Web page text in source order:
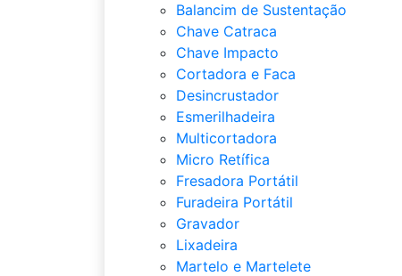
Balancim de Sustentação
Chave Catraca
Chave Impacto
Cortadora e Faca
Desincrustador
Esmerilhadeira
Multicortadora
Micro Retífica
Fresadora Portátil
Furadeira Portátil
Gravador
Lixadeira
Martelo e Martelete